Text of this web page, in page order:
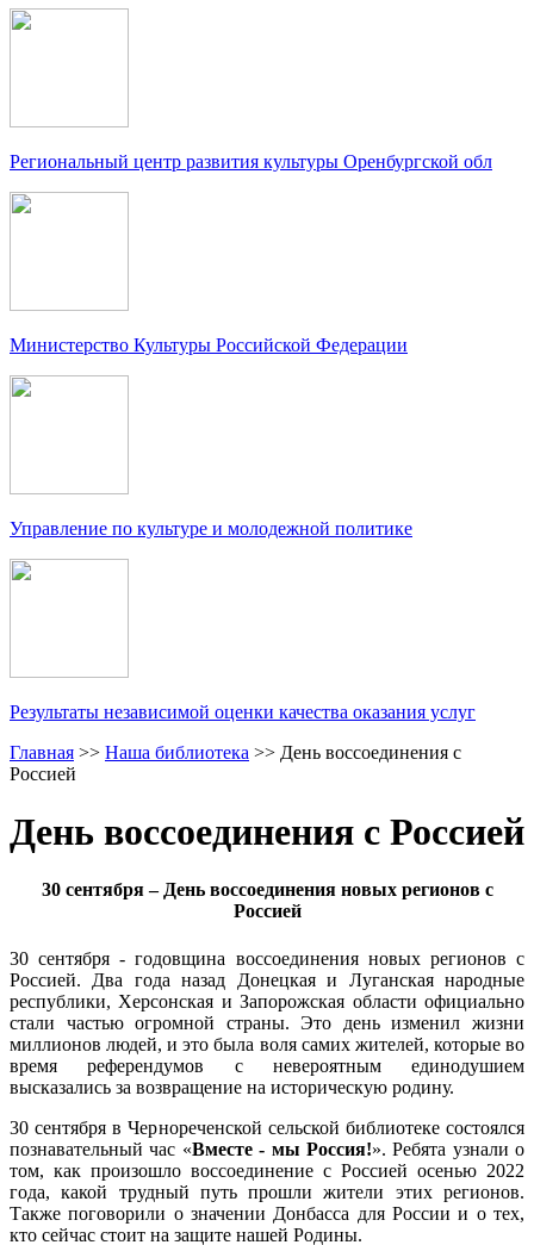
Региональный центр развития культуры Оренбургской обл
Министерство Культуры Российской Федерации
Управление по культуре и молодежной политике
Результаты независимой оценки качества оказания услуг
Главная >> Наша библиотека >> День воссоединения c
Россией
День воссоединения c Россией
30 сентября – День воссоединения новых регионов с
Россией
30 сентября - годовщина воссоединения новых регионов с
Россией. Два года назад Донецкая и Луганская народные
республики, Херсонская и Запорожская области официально
стали частью огромной страны. Это день изменил жизни
миллионов людей, и это была воля самих жителей, которые во
время референдумов с невероятным единодушием
высказались за возвращение на историческую родину.
30 сентября в Чернореченской сельской библиотеке состоялся
познавательный час «Вместе - мы Россия!». Ребята узнали о
том, как произошло воссоединение с Россией осенью 2022
года, какой трудный путь прошли жители этих регионов.
Также поговорили о значении Донбасса для России и о тех,
кто сейчас стоит на защите нашей Родины.